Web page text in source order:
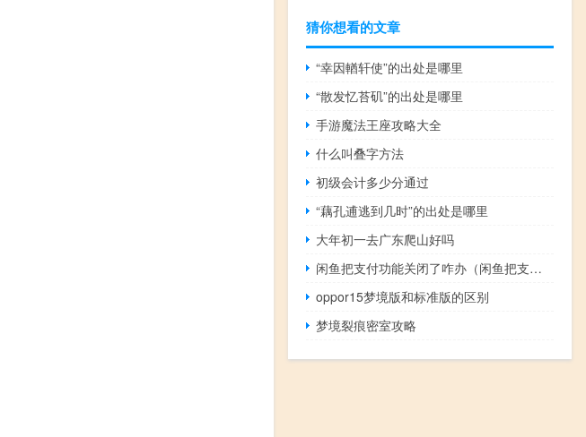
猜你想看的文章
“幸因輶轩使”的出处是哪里
“散发忆苔矶”的出处是哪里
手游魔法王座攻略大全
什么叫叠字方法
初级会计多少分通过
“藕孔逋逃到几时”的出处是哪里
大年初一去广东爬山好吗
闲鱼把支付功能关闭了咋办（闲鱼把支付功能关闭了咋办）
oppor15梦境版和标准版的区别
梦境裂痕密室攻略